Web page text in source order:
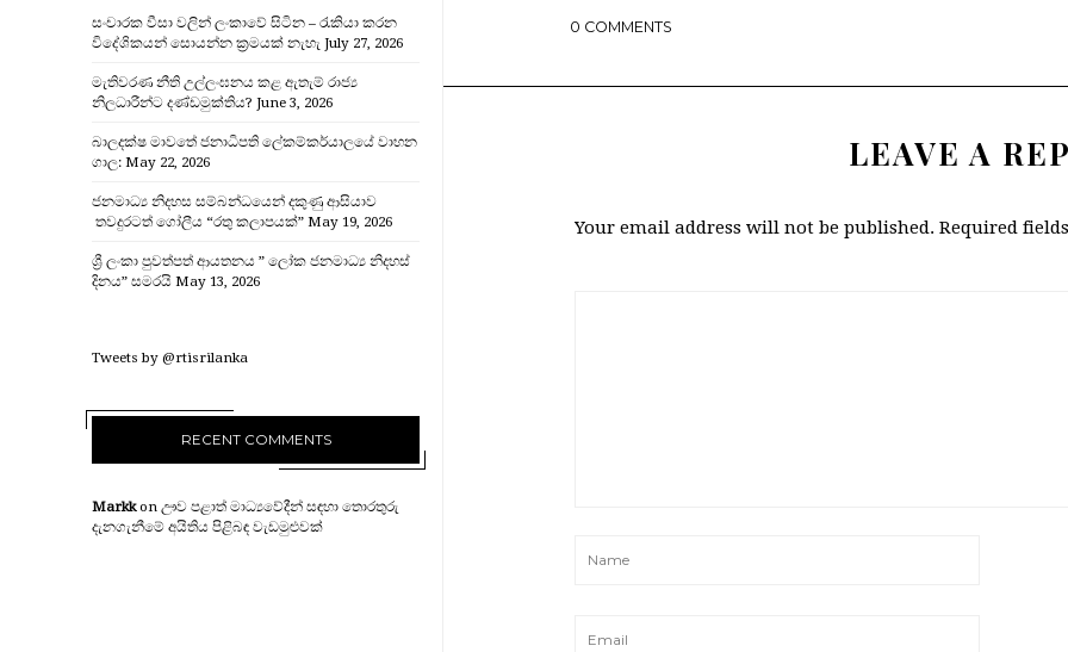
සංචාරක වීසා වලින් ලංකාවේ සිටින – රැකියා කරන
විදේශිකයන් සොයන්න ක්‍රමයක් නැහැ July 27, 2026
මැතිවරණ නීති උල්ලංඝනය කළ ඇතැම් රාජ්‍ය
නිලධාරීන්ට දණ්ඩමුක්තිය? June 3, 2026
බාලදක්ෂ මාවතේ ජනාධිපති ලේකම්කර්යාලයේ වාහන
ගාල: May 22, 2026
ජනමාධ්‍ය නිදහස සම්බන්ධයෙන් දකුණු ආසියාව
තවදුරටත් ගෝලීය “රතු කලාපයක්” May 19, 2026
ශ්‍රී ලංකා පුවත්පත් ආයතනය ” ලෝක ජනමාධ්‍ය නිදහස්
දිනය” සමරයි May 13, 2026
Tweets by @rtisrilanka
RECENT COMMENTS
Markkon ඌව පළාත් මාධ්‍යවේදීන් සඳහා තොරතුරු
දැනගැනීමේ අයිතිය පිළිබඳ වැඩමුළුවක්
0 COMMENTS
LEAVE A
Your email address will not be published. Required